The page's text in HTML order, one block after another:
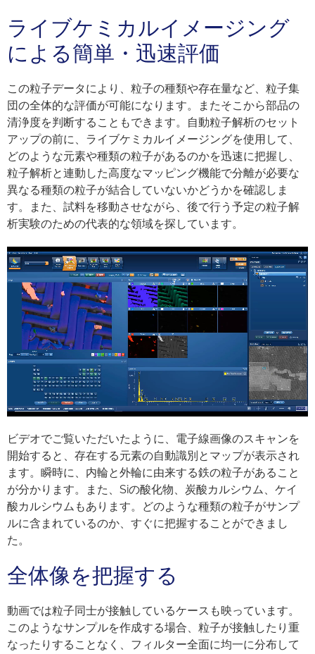
ライブケミカルイメージング
による簡単・迅速評価
この粒子データにより、粒子の種類や存在量など、粒子集
団の全体的な評価が可能になります。またそこから部品の
清浄度を判断することもできます。自動粒子解析のセット
アップの前に、ライブケミカルイメージングを使用して、
どのような元素や種類の粒子があるのかを迅速に把握し、
粒子解析と連動した高度なマッピング機能で分離が必要な
異なる種類の粒子が結合していないかどうかを確認しま
す。また、試料を移動させながら、後で行う予定の粒子解
析実験のための代表的な領域を探しています。
Unmute Loaded
0%
Progress:
0%
ビデオでご覧いただいたように、電子線画像のスキャンを
開始すると、存在する元素の自動識別とマップが表示され
ます。瞬時に、内輪と外輪に由来する鉄の粒子があること
が分かります。また、Siの酸化物、炭酸カルシウム、ケイ
酸カルシウムもあります。どのような種類の粒子がサンプ
ルに含まれているのか、すぐに把握することができまし
た。
全体像を把握する
動画では粒子同士が接触しているケースも映っています。
このようなサンプルを作成する場合、粒子が接触したり重
なったりすることなく、フィルター全面に均一に分布して